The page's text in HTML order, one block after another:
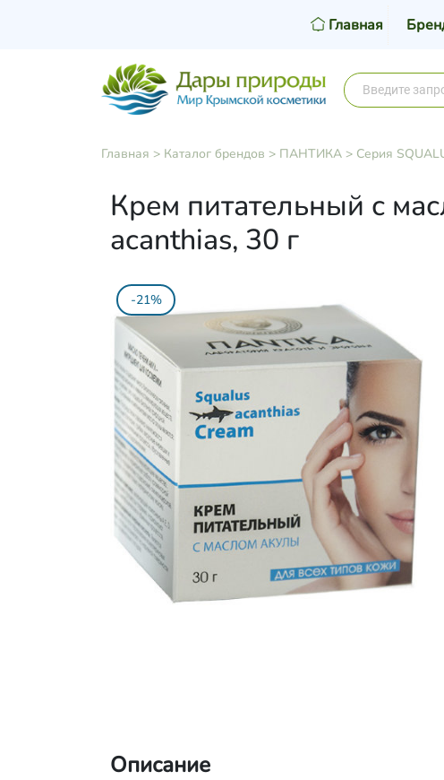
Главная
Главная > Каталог брендов > ПАНТИКА> Серия
Крем питательный с
acanthias, 30 г
-21%
Описание